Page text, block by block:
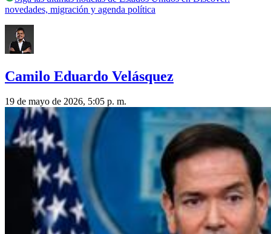
novedades, migración y agenda política
Camilo Eduardo Velásquez
19 de mayo de 2026, 5:05 p. m.